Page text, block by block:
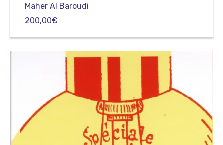
Maher Al Baroudi
200,00€